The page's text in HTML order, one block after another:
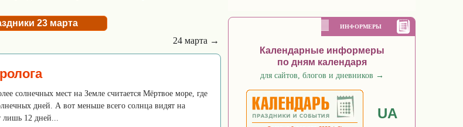
23 марта
24 марта →
солнечных мест на Земле считается Мёртвое море, где
дней. А вот меньше всего солнца видят на
лишь 12 дней...
ИНФОРМЕРЫ
Календарные информеры
по дням календаря
для сайтов, блогов и дневников →
UA